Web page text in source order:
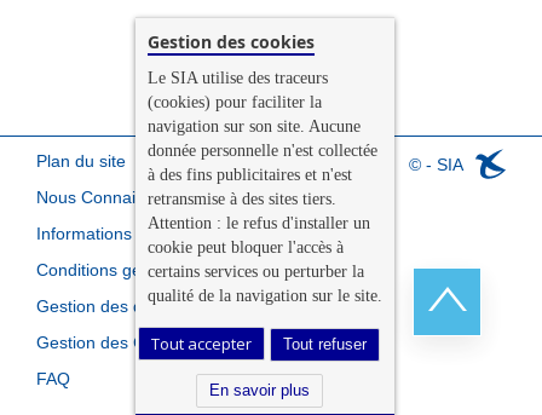
© - SIA
Plan du site
Nous Connaitre
Informations légales
Conditions générales de vente
Gestion des données personnelles
Gestion des Cookies
FAQ
Gestion des cookies
Le SIA utilise des traceurs
(cookies) pour faciliter la
navigation sur son site. Aucune
donnée personnelle n'est collectée
à des fins publicitaires et n'est
retransmise à des sites tiers.
Attention : le refus d'installer un
cookie peut bloquer l'accès à
certains services ou perturber la
qualité de la navigation sur le site.
Tout accepter Tout refuser
En savoir plus